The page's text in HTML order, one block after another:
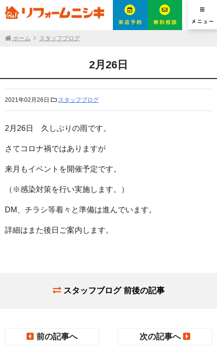
ホーム スタッフブログ
2月26日
2021年02月26日 スタッフブログ
2月26日 久しぶりの雨です。
さてコロナ禍ではありますが
来月もイベントを開催予定です。
（※感染対策を行い実施します。）
DM、チラシ等着々と準備は進んでいます。
詳細はまた後日ご案内します。
スタッフブログ 前後の記事
前の記事へ 次の記事へ